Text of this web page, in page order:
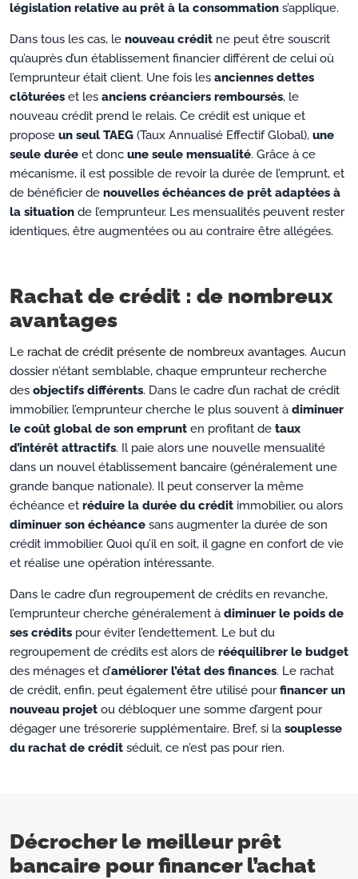
législation relative au prêt à la consommation s’applique.
Dans tous les cas, le nouveau crédit ne peut être souscrit
qu’auprès d’un établissement financier différent de celui où
l’emprunteur était client. Une fois les anciennes dettes
clôturées et les anciens créanciers remboursés, le
nouveau crédit prend le relais. Ce crédit est unique et
propose un seul TAEG (Taux Annualisé Effectif Global), une
seule durée et donc une seule mensualité. Grâce à ce
mécanisme, il est possible de revoir la durée de l’emprunt, et
de bénéficier de nouvelles échéances de prêt adaptées à
la situation de l’emprunteur. Les mensualités peuvent rester
identiques, être augmentées ou au contraire être allégées.
Rachat de crédit : de nombreux
avantages
Le rachat de crédit présente de nombreux avantages. Aucun
dossier n’étant semblable, chaque emprunteur recherche
des objectifs différents. Dans le cadre d’un rachat de crédit
immobilier, l’emprunteur cherche le plus souvent à diminuer
le coût global de son emprunt en profitant de taux
d’intérêt attractifs. Il paie alors une nouvelle mensualité
dans un nouvel établissement bancaire (généralement une
grande banque nationale). Il peut conserver la même
échéance et réduire la durée du crédit immobilier, ou alors
diminuer son échéance sans augmenter la durée de son
crédit immobilier. Quoi qu’il en soit, il gagne en confort de vie
et réalise une opération intéressante.
Dans le cadre d’un regroupement de crédits en revanche,
l’emprunteur cherche généralement à diminuer le poids de
ses crédits pour éviter l’endettement. Le but du
regroupement de crédits est alors de rééquilibrer le budget
des ménages et d’améliorer l’état des finances. Le rachat
de crédit, enfin, peut également être utilisé pourfinancer un
nouveau projet ou débloquer une somme d’argent pour
dégager une trésorerie supplémentaire. Bref, si la souplesse
du rachat de crédit séduit, ce n’est pas pour rien.
Décrocher le meilleur prêt
bancaire pour financer l’achat